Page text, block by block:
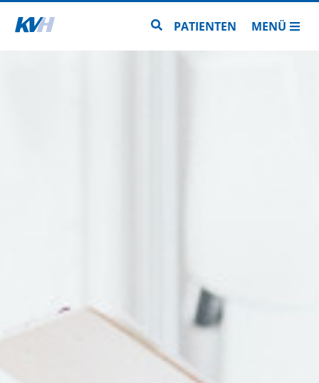
Zur Startseite Zur Seitensuche
PATIENTEN MENÜ